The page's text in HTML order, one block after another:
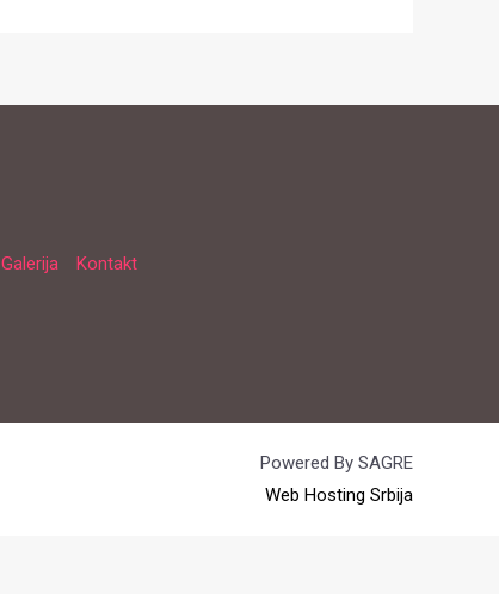
Galerija Kontakt
Powered By SAGRE
Web Hosting Srbija